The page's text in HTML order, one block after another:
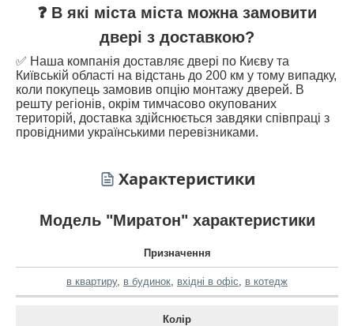
❓ В які міста міста можна замовити
двері з доставкою?
✅ Наша компанія доставляє двері по Києву та
Київській області на відстань до 200 км у тому випадку,
коли покупець замовив опцію монтажу дверей. В
решту регіонів, окрім тимчасово окупованих
територій, доставка здійснюється завдяки співпраці з
провідними українськими перевізниками.
Характеристики
Модель "Миратон" характеристики
Призначення
в квартиру, в будинок, вхідні в офіс, в котедж
Колір